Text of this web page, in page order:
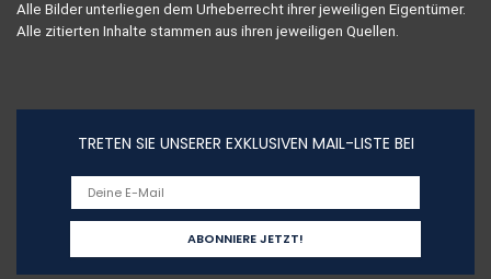
Alle Bilder unterliegen dem Urheberrecht ihrer jeweiligen Eigentümer.
Alle zitierten Inhalte stammen aus ihren jeweiligen Quellen.
TRETEN SIE UNSERER EXKLUSIVEN MAIL-LISTE BEI